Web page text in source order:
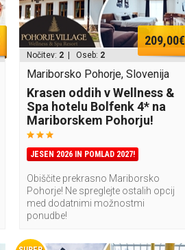
209,00€
Nočitev: 2 | Oseb: 2
Mariborsko Pohorje, Slovenija
Krasen oddih v Wellness &
Spa hotelu Bolfenk 4* na
Mariborskem Pohorju!
JESEN 2026 IN POMLAD 2027!
Obiščite prekrasno Mariborsko
Pohorje! Ne spreglejte ostalih opcij
med dodatnimi možnostmi
ponudbe!